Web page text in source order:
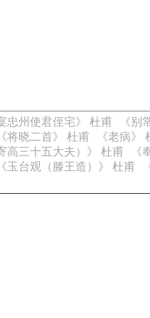
忠州使君侄宅》 杜甫 《别
将晓二首》 杜甫
《老病》
高三十五大夫）》 杜甫
《
玉台观（滕王造）》 杜甫